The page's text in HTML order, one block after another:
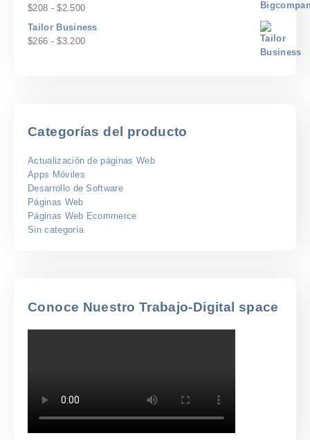
$167
$2.000
$208 - $2.500Rango
Tailor Business
$266 - $3.200Rango
Categorías del producto
Actualización de páginas Web
Apps Móviles
Desarrollo de Software
Páginas Web
Páginas Web Ecommerce
Sin categoría
Conoce Nuestro Trabajo-Digital space